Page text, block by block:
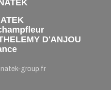
D'ANJOU
group.fr